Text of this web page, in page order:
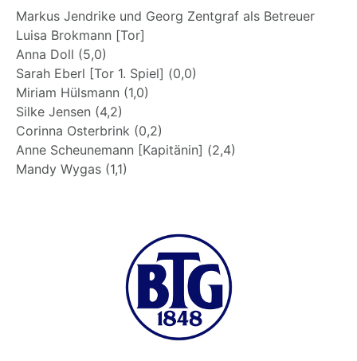
Markus Jendrike und Georg Zentgraf als Betreuer
Luisa Brokmann [Tor]
Anna Doll (5,0)
Sarah Eberl [Tor 1. Spiel] (0,0)
Miriam Hülsmann (1,0)
Silke Jensen (4,2)
Corinna Osterbrink (0,2)
Anne Scheunemann [Kapitänin] (2,4)
Mandy Wygas (1,1)